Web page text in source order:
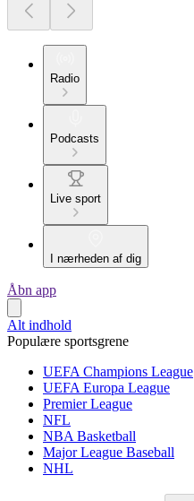
Radio
Podcasts
Live sport
I nærheden af dig
Åbn app
Alt indhold
Populære sportsgrene
UEFA Champions League
UEFA Europa League
Premier League
NFL
NBA Basketball
Major League Baseball
NHL